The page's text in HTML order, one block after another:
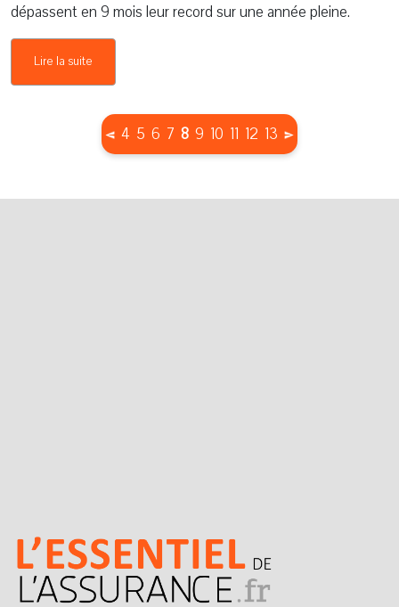
dépassent en 9 mois leur record sur une année pleine.
Lire la suite
4 5 6 7 8(current)
9 10 11 12 13